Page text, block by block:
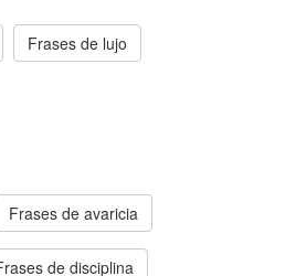
Frases de lujo
Frases de avaricia
de disciplina